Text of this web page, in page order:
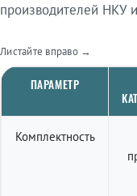
производителей НКУ
Листайте вправо →
ПАРАМЕТР
Комплектность